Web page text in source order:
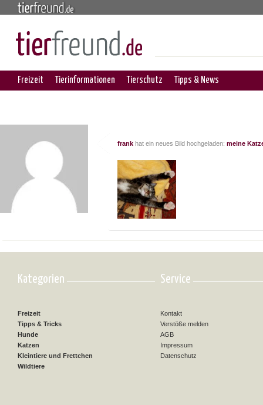
Freizeit Tierinformationen Tierschutz Tipps & News
frank hat ein neues Bild hochgeladen: meine
Kategorien
Freizeit
Tipps & Tricks
Hunde
Katzen
Kleintiere und Frettchen
Wildtiere
Service
Kontakt
Verstöße melden
AGB
Impressum
Datenschutz